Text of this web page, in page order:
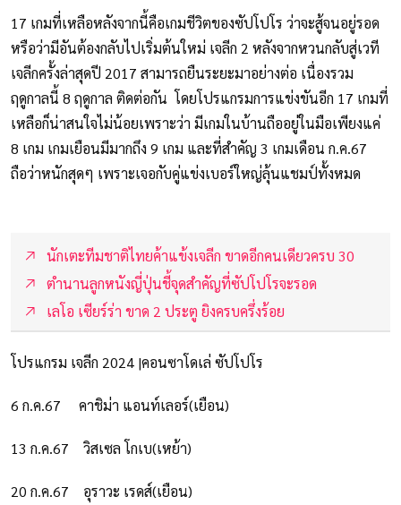
17 เกมที่เหลือหลังจากนี้คือเกมชีวิตของซัปโปโร ว่าจะสู้จนอยู่รอด
หรือว่ามีอันต้องกลับไปเริ่มต้นใหม่ เจลีก 2 หลังจากหวนกลับสู่เวที
เจลีกครั้งล่าสุดปี 2017 สามารถยืนระยะมาอย่างต่อ เนื่องรวม
ฤดูกาลนี้ 8 ฤดูกาล ติดต่อกัน โดยโปรแกรมการแข่งขันอีก 17 เกมที่
เหลือก็น่าสนใจไม่น้อยเพราะว่า มีเกมในบ้านถืออยู่ในมือเพียงแค่
8 เกม เกมเยือนมีมากถึง 9 เกม และที่สำคัญ 3 เกมเดือน ก.ค.67
ถือว่าหนักสุดๆ เพราะเจอกับคู่แข่งเบอร์ใหญ่ลุ้นแชมป์ทั้งหมด
นักเตะทีมชาติไทยค้าแข้งเจลีก ขาดอีกคนเดียวครบ 30
ตำนานลูกหนังญี่ปุ่นชี้จุดสำคัญที่ซัปโปโรจะรอด
เลโอ เซียร์ร่า ขาด 2 ประตู ยิงครบครึ่งร้อย
โปรแกรม เจลีก 2024 |คอนซาโดเล่ ซัปโปโร
6 ก.ค.67 คาชิม่า แอนท์เลอร์(เยือน)
13 ก.ค.67 วิสเซล โกเบ(เหย้า)
20 ก.ค.67 อุราวะ เรดส์(เยือน)